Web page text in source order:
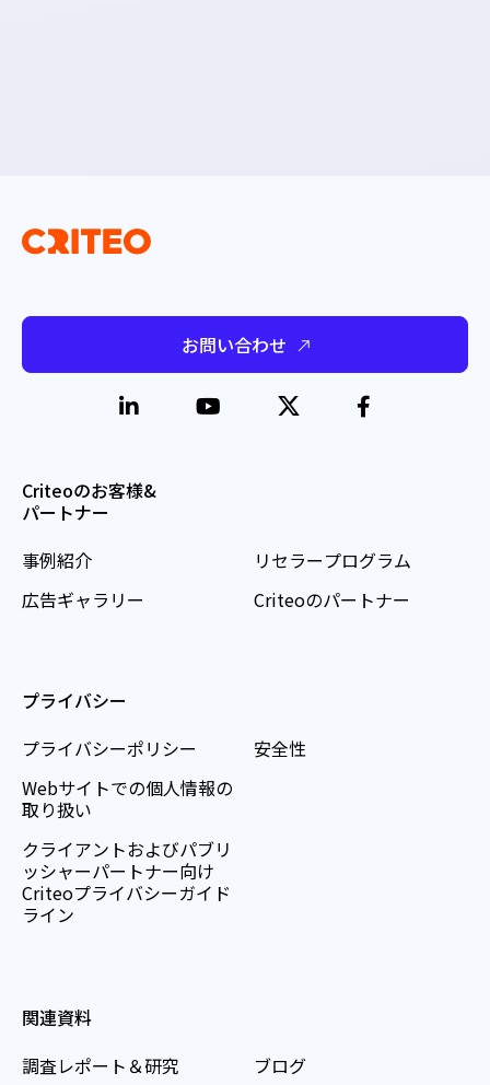
お問い合わせ
Criteoのお客様&
パートナー
事例紹介
広告ギャラリー
リセラープログラム
Criteoのパートナー
プライバシー
プライバシーポリシー
Webサイトでの個人情報の
取り扱い
クライアントおよびパブリ
ッシャーパートナー向け
Criteoプライバシーガイド
ライン
安全性
関連資料
調査レポート＆研究
ブログ